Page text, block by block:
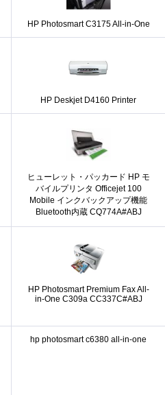
HP Photosmart C3175 All-in-One
HP Deskjet D4160 Printer
ヒューレット・パッカード HP モ
バイルプリンタ Officejet 100
Mobile インクバックアップ機能
Bluetooth内蔵 CQ774A#ABJ
HP Photosmart Premium Fax All-
in-One C309a CC337C#ABJ
hp photosmart c6380 all-in-one